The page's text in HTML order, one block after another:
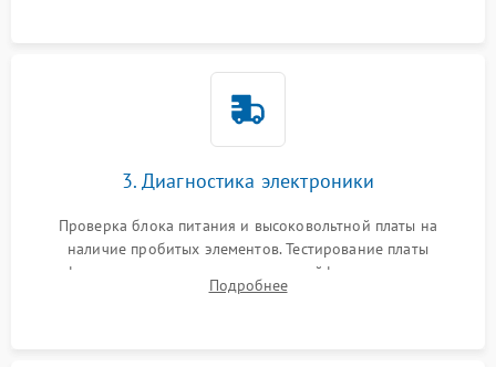
3. Диагностика электроники
Проверка блока питания и высоковольтной платы на
наличие пробитых элементов. Тестирование платы
форматирования, целостности шлейфов, контактов
картриджа и оптопар (датчиков прохождения и наличия
Подробнее